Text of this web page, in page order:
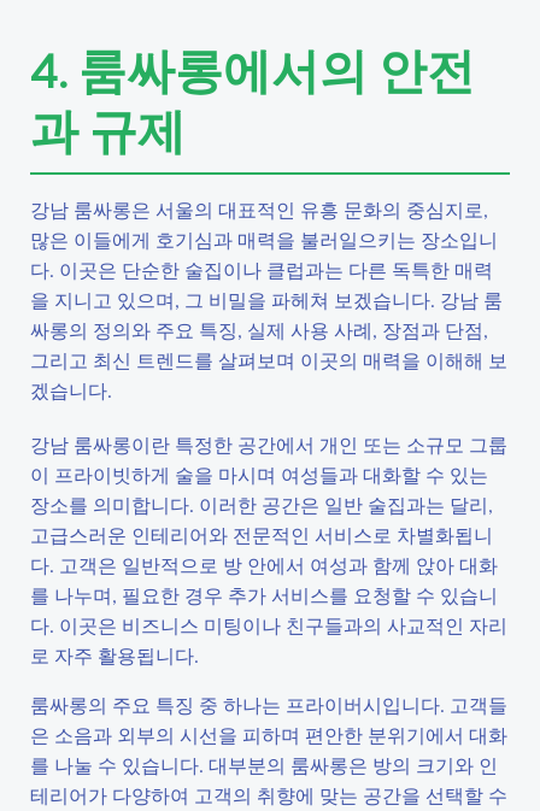
4. 룸싸롱에서의 안전
과 규제
강남 룸싸롱은 서울의 대표적인 유흥 문화의 중심지로,
많은 이들에게 호기심과 매력을 불러일으키는 장소입니
다. 이곳은 단순한 술집이나 클럽과는 다른 독특한 매력
을 지니고 있으며, 그 비밀을 파헤쳐 보겠습니다. 강남 룸
싸롱의 정의와 주요 특징, 실제 사용 사례, 장점과 단점,
그리고 최신 트렌드를 살펴보며 이곳의 매력을 이해해 보
겠습니다.
강남 룸싸롱이란 특정한 공간에서 개인 또는 소규모 그룹
이 프라이빗하게 술을 마시며 여성들과 대화할 수 있는
장소를 의미합니다. 이러한 공간은 일반 술집과는 달리,
고급스러운 인테리어와 전문적인 서비스로 차별화됩니
다. 고객은 일반적으로 방 안에서 여성과 함께 앉아 대화
를 나누며, 필요한 경우 추가 서비스를 요청할 수 있습니
다. 이곳은 비즈니스 미팅이나 친구들과의 사교적인 자리
로 자주 활용됩니다.
룸싸롱의 주요 특징 중 하나는 프라이버시입니다. 고객들
은 소음과 외부의 시선을 피하며 편안한 분위기에서 대화
를 나눌 수 있습니다. 대부분의 룸싸롱은 방의 크기와 인
테리어가 다양하여 고객의 취향에 맞는 공간을 선택할 수